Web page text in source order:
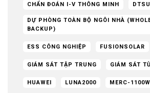
CHẨN ĐOÁN I-V THÔNG MINH
DỰ PHÒNG TOÀN BỘ NGÔI NHÀ
BACKUP)
ESS CÔNG NGHIỆP FUSIONSOLAR
GIÁM SÁT TẬP TRUNG GIÁM SÁT
HUAWEI LUNA2000 MERC-